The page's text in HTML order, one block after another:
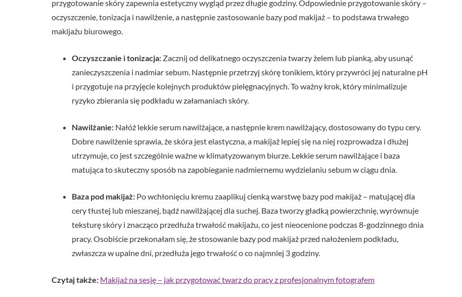
przygotowanie skóry zapewnia estetyczny wygląd przez długie godziny. Odpowiednie przygotowanie skóry –
oczyszczenie, tonizacja i nawilżenie, a następnie zastosowanie bazy pod makijaż – to podstawa trwałego
makijażu biurowego.
Oczyszczanie i tonizacja: Zacznij od delikatnego oczyszczenia twarzy żelem lub pianką, aby usunąć
zanieczyszczenia i nadmiar sebum. Następnie przetrzyj skórę tonikiem, który przywróci jej naturalne pH
i przygotuje na przyjęcie kolejnych produktów pielęgnacyjnych. To ważny krok, który minimalizuje
ryzyko zbierania się podkładu w załamaniach skóry.
Nawilżanie: Nałóż lekkie serum nawilżające, a następnie krem nawilżający, dostosowany do typu cery.
Dobre nawilżenie sprawia, że skóra jest elastyczna, a makijaż lepiej się na niej rozprowadza i dłużej
utrzymuje, co jest szczególnie ważne w klimatyzowanym biurze. Lekkie serum nawilżające i baza
matująca to skuteczny sposób na zapobieganie nadmiernemu wydzielaniu sebum w ciągu dnia.
Baza pod makijaż: Po wchłonięciu kremu zaaplikuj cienką warstwę bazy pod makijaż – matującej dla
cery tłustej lub mieszanej, bądź nawilżającej dla suchej. Baza tworzy gładką powierzchnię, wyrównuje
teksturę skóry i znacząco przedłuża trwałość makijażu, co jest nieocenione podczas 8-godzinnego dnia
pracy. Osobiście przekonałam się, że stosowanie bazy pod makijaż przed nałożeniem podkładu,
zwłaszcza w upalne dni, przedłuża jego trwałość o co najmniej 3 godziny.
Czytaj także: Makijaż na sesję – jak przygotować twarz do pracy z profesjonalnym fotografem